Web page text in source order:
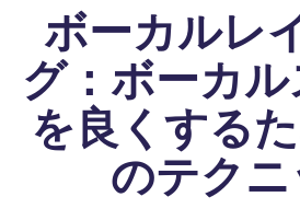
ボーカルレ
グ：ボーカ
を良くする
のテクニ